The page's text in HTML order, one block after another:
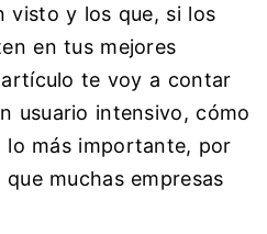
visto y los que, si los
en tus mejores
te voy a contar
usuario intensivo, cómo
lo más importante, por
muchas empresas